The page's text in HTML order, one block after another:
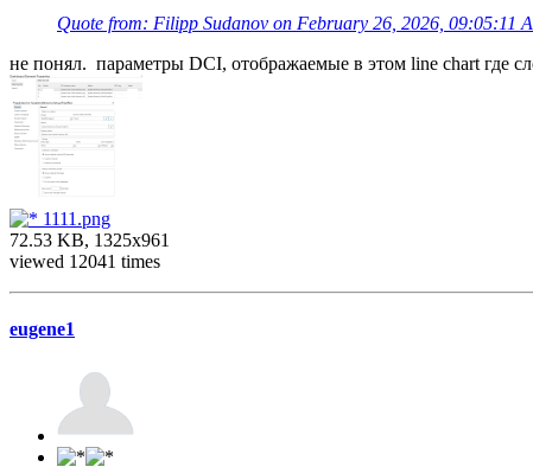
Quote from: Filipp Sudanov on February 26, 2026, 09:05:11
не понял. параметры DCI, отображаемые в этом line chart где
1111.png
72.53 KB, 1325x961
viewed 12041 times
eugene1